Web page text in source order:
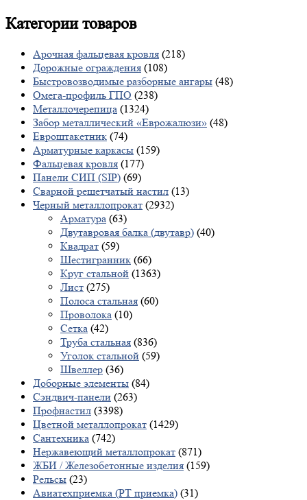
Категориитоваров
Арочная фальцевая кровля (218)
Дорожные ограждения (108)
Быстровозводимые разборные ангары (48)
Омега-профиль ГПО (238)
Металлочерепица (1324)
Забор металлический «Еврожалюзи» (48)
Евроштакетник (74)
Арматурные каркасы (159)
Фальцевая кровля (177)
Панели СИП (SIP) (69)
Сварной решетчатый настил (13)
Черный металлопрокат (2932)
Арматура (63)
Двутавровая балка (двутавр) (40)
Квадрат (59)
Шестигранник (66)
Круг стальной (1363)
Лист (275)
Полоса стальная (60)
Проволока (10)
Сетка (42)
Труба стальная (836)
Уголок стальной (59)
Швеллер (36)
Доборные элементы (84)
Сэндвич-панели (263)
Профнастил (3398)
Цветной металлопрокат (1429)
Сантехника (742)
Нержавеющий металлопрокат (871)
ЖБИ / Железобетонные изделия (159)
Рельсы (23)
Авиатехприемка (РТ приемка) (31)